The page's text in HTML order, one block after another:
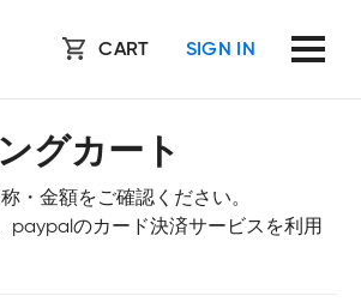
CART SIGN IN
グカート
・金額をご確認ください。
paypalのカード決済サービスを利用